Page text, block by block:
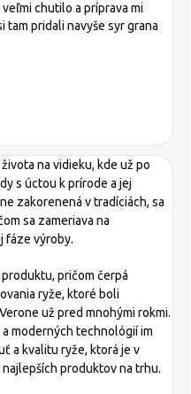
chutilo a príprava mi
tam pridali navyše syr grana
na vidieku, kde už po
s úctou k prírode a jej
zakorenená v tradíciách, sa
sa zameriava na
fáze výroby.
pričom čerpá
ryže, ktoré boli
už pred mnohými rokmi.
moderných technológií im
a kvalitu ryže, ktorá je v
produktov na trhu.